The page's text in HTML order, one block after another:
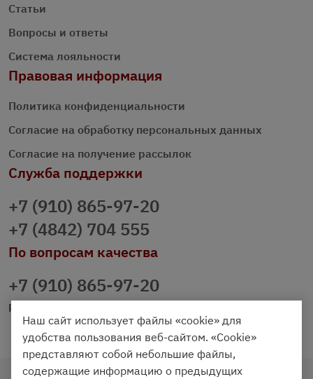
Статьи
Вопросы и ответы
Система лояльности
Правовая информация
Политика конфиденциальности
Согласие на обработку персональных данных
Согласие на получение рассылок
Служба поддержки
+7 (910) 865-97-20
+7 (4842) 704 555
По вопросам качества
+7 (910) 865-97-20
prazdnichniy40@palmi.ru
Наш сайт использует файлы «cookie» для
удобства пользования веб-сайтом. «Cookie»
представляют собой небольшие файлы,
содержащие информацию о предыдущих